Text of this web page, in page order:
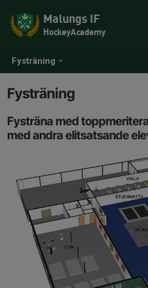
Fysträning
Malungs IF
HockeyAcademy
Fysträning
Fysträna med
med andra elitsatsande